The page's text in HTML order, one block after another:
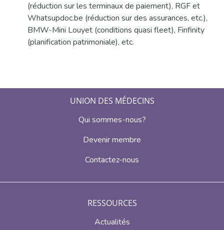
(réduction sur les terminaux de paiement), RGF et
Whatsupdoc.be (réduction sur des assurances, etc.),
BMW-Mini Louyet (conditions quasi fleet), Finfinity
(planification patrimoniale), etc.
UNION DES MÉDECINS
Qui sommes-nous?
Devenir membre
Contactez-nous
RESSOURCES
Actualités